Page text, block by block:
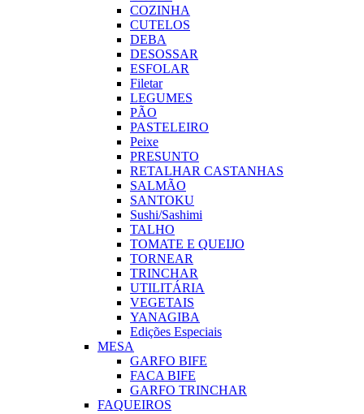
COZINHA
CUTELOS
DEBA
DESOSSAR
ESFOLAR
Filetar
LEGUMES
PÃO
PASTELEIRO
Peixe
PRESUNTO
RETALHAR CASTANHAS
SALMÃO
SANTOKU
Sushi/Sashimi
TALHO
TOMATE E QUEIJO
TORNEAR
TRINCHAR
UTILITÁRIA
VEGETAIS
YANAGIBA
Edições Especiais
MESA
GARFO BIFE
FACA BIFE
GARFO TRINCHAR
FAQUEIROS